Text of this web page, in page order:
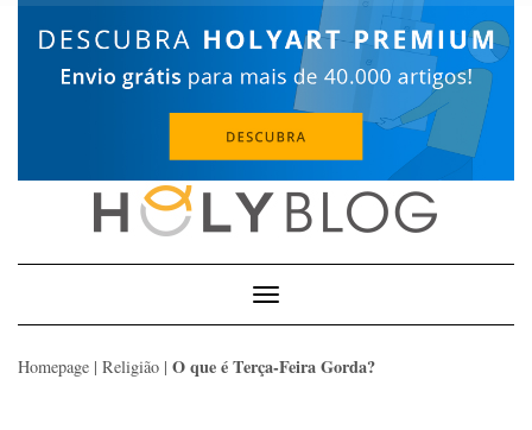
Toggle
Navigation
Homepage | Religião | O que é Terça-Feira Gorda?